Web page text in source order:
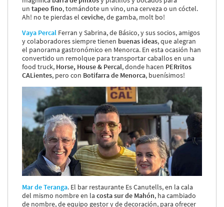
untapeo fino, tomándote un vino, una cerveza o un cóctel.
Ah! no te pierdas elceviche, de gamba, molt bo!
Vaya Percal Ferran y Sabrina, de Básico, y sus socios, amigos
y colaboradores siempre tienen buenas ideas, que alegran
el panorama gastronómico en Menorca. En esta ocasión han
convertido un remolque para transportar caballos en una
food truck, Horse, House & Percal, donde hacen PERritos
CALientes, pero con Botifarra de Menorca, buenísimos!
Mar de Teranga. El bar restaurante EsCanutells, en la cala
del mismo nombre en lacosta sur de Mahón, ha cambiado
de nombre, de equipo gestor y de decoración, para ofrecer